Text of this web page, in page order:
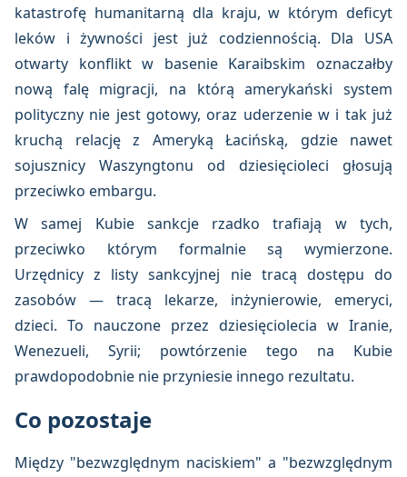
katastrofę humanitarną dla kraju, w którym deficyt
leków i żywności jest już codziennością. Dla USA
otwarty konflikt w basenie Karaibskim oznaczałby
nową falę migracji, na którą amerykański system
polityczny nie jest gotowy, oraz uderzenie w i tak już
kruchą relację z Ameryką Łacińską, gdzie nawet
sojusznicy Waszyngtonu od dziesięcioleci głosują
przeciwko embargu.
W samej Kubie sankcje rzadko trafiają w tych,
przeciwko którym formalnie są wymierzone.
Urzędnicy z listy sankcyjnej nie tracą dostępu do
zasobów — tracą lekarze, inżynierowie, emeryci,
dzieci. To nauczone przez dziesięciolecia w Iranie,
Wenezueli, Syrii; powtórzenie tego na Kubie
prawdopodobnie nie przyniesie innego rezultatu.
Co pozostaje
Między "bezwzględnym naciskiem" a "bezwzględnym